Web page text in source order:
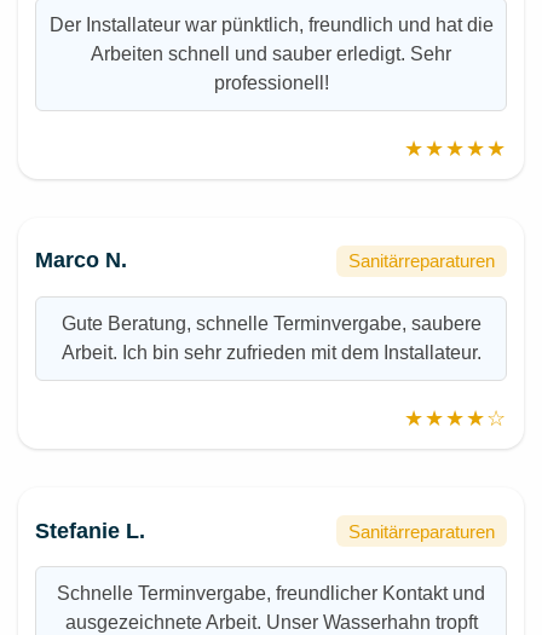
Der Installateur war pünktlich, freundlich und hat die
Arbeiten schnell und sauber erledigt. Sehr
professionell!
★★★★★
Marco N. Sanitärreparaturen
Gute Beratung, schnelle Terminvergabe, saubere
Arbeit. Ich bin sehr zufrieden mit dem Installateur.
★★★★☆
Stefanie L. Sanitärreparaturen
Schnelle Terminvergabe, freundlicher Kontakt und
ausgezeichnete Arbeit. Unser Wasserhahn tropft